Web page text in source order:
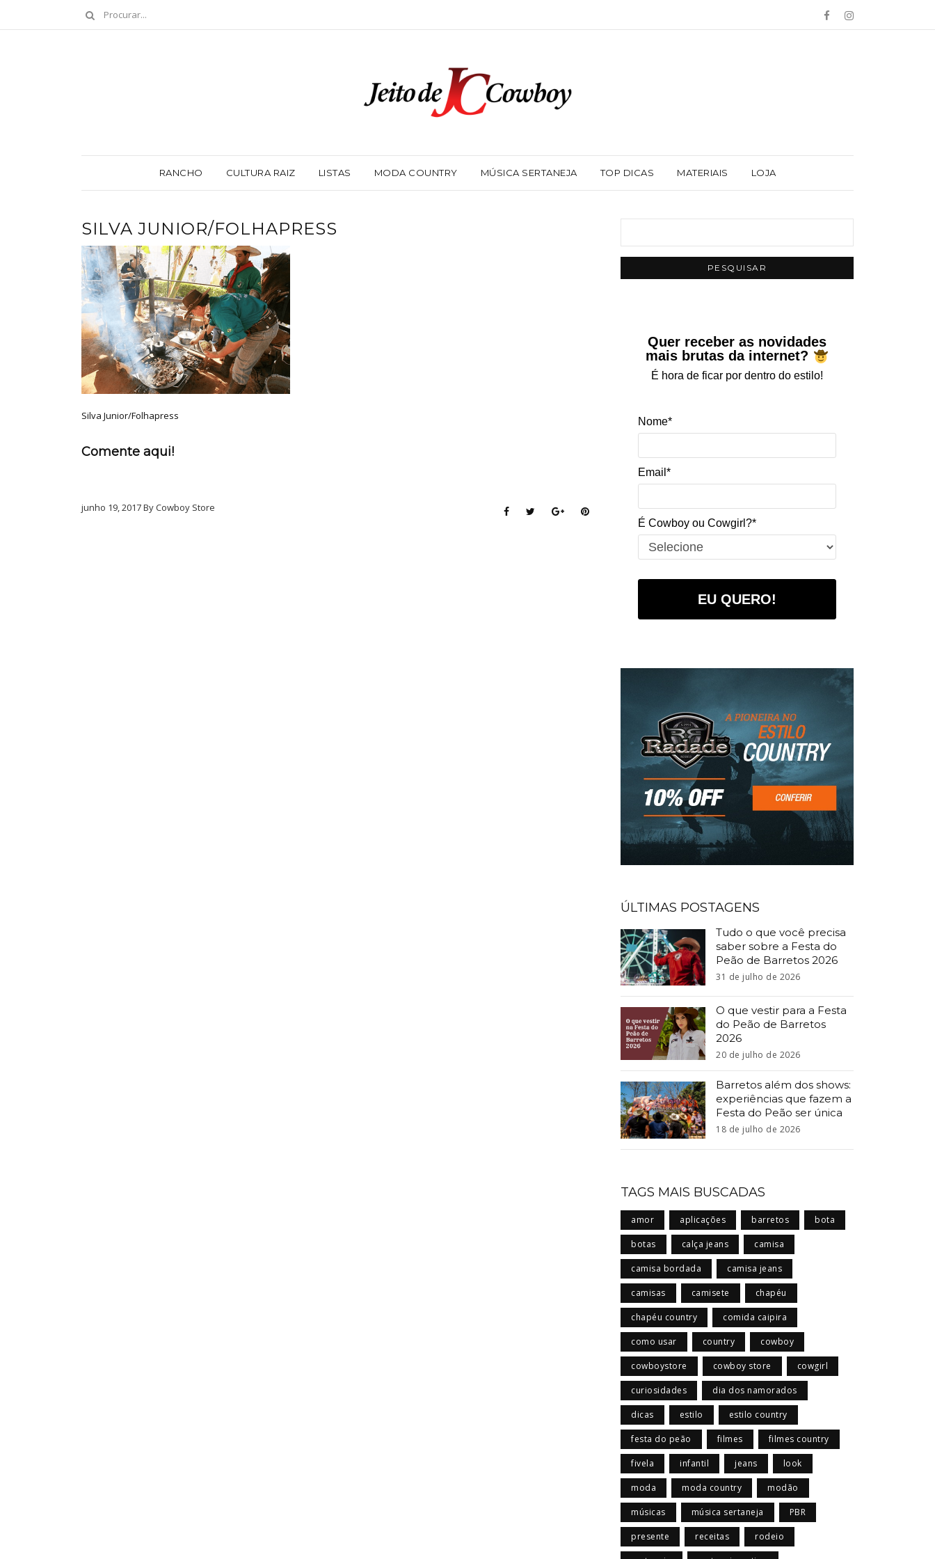
RANCHO CULTURA RAIZ LISTAS MODA COUNTRY MÚSICA SERTANEJA TOP DICAS MATERIAIS LOJA
SILVA JUNIOR/FOLHAPRESS
Silva Junior/Folhapress
Comente aqui!
junho 19, 2017 By Cowboy Store
Quer receber as novidades
mais brutas da internet?
É hora de ficar por dentro do estilo!
Nome*
Email*
É Cowboy ou Cowgirl?*
EU QUERO!
ÚLTIMAS POSTAGENS
Tudo o que você precisa
saber sobre a Festa do
Peão de Barretos 2026
31 de julho de 2026
O que vestir para a Festa
do Peão de Barretos
2026
20 de julho de 2026
Barretos além dos shows:
experiências que fazem a
Festa do Peão ser única
18 de julho de 2026
TAGS MAIS BUSCADAS
amor aplicações barretos bota
botas calça jeans camisa
camisa bordada camisa jeans
camisas camisete chapéu
chapéu country comida caipira
como usar country cowboy
cowboystore cowboy store cowgirl
curiosidades dia dos namorados
dicas estilo estilo country
festa do peão filmes filmes country
fivela infantil jeans look
moda moda country modão
músicas música sertaneja PBR
presente receitas rodeio